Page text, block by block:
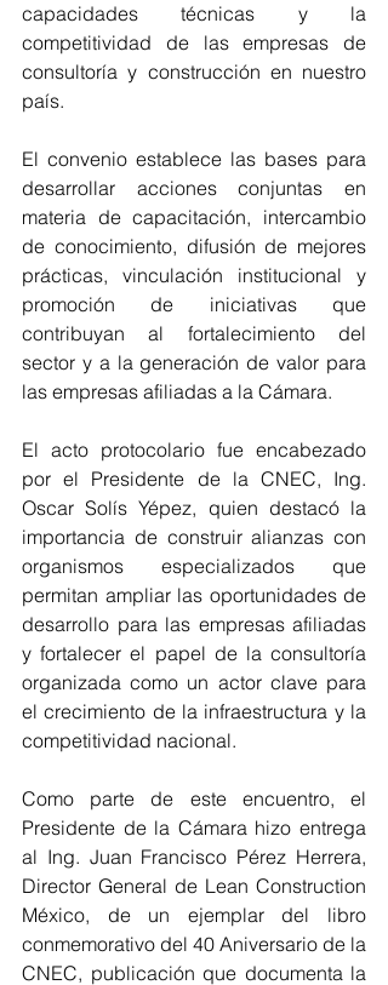
capacidades técnicas y la
competitividad de las empresas de
consultoría y construcción en nuestro
país.
El convenio establece las bases para
desarrollar acciones conjuntas en
materia de capacitación, intercambio
de conocimiento, difusión de mejores
prácticas, vinculación institucional y
promoción de iniciativas que
contribuyan al fortalecimiento del
sector y a la generación de valor para
las empresas afiliadas a la Cámara.
El acto protocolario fue encabezado
por el Presidente de la CNEC, Ing.
Oscar Solís Yépez, quien destacó la
importancia de construir alianzas con
organismos especializados que
permitan ampliar las oportunidades de
desarrollo para las empresas afiliadas
y fortalecer el papel de la consultoría
organizada como un actor clave para
el crecimiento de la infraestructura y la
competitividad nacional.
Como parte de este encuentro, el
Presidente de la Cámara hizo entrega
al Ing. Juan Francisco Pérez Herrera,
Director General de Lean Construction
México, de un ejemplar del libro
conmemorativo del 40 Aniversario de la
CNEC, publicación que documenta la